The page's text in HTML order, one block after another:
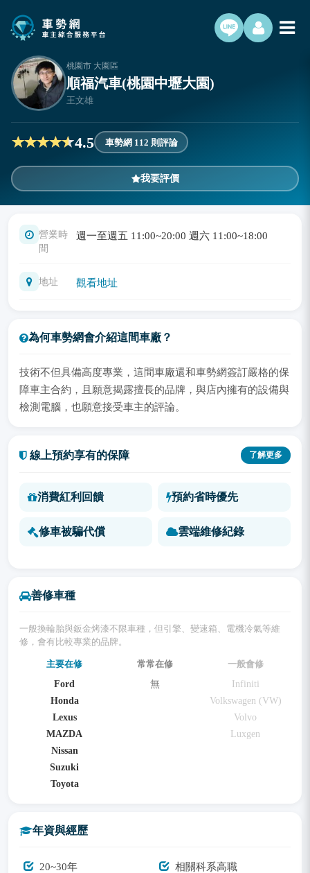
桃園市 大園區
順福汽車(桃園中壢大園)
王文雄
4.5 車勢網 112 則評論
我要評價
營業時
間
週一至週五 11:00~20:00 週六 11:00~18:00
地址 觀看地址
為何車勢網會介紹這間車廠？
技術不但具備高度專業，這間車廠還和車勢網簽訂嚴格的保
障車主合約，且願意揭露擅長的品牌，與店內擁有的設備與
檢測電腦，也願意接受車主的評論。
線上預約享有的保障 了解更多
消費紅利回饋 預約省時優先
修車被騙代償 雲端維修紀錄
善修車種
一般換輪胎與鈑金烤漆不限車種，但引擎、變速箱、電機冷氣等維
修，會有比較專業的品牌。
主要在修
Ford
Honda
Lexus
MAZDA
Nissan
Suzuki
Toyota
常常在修
無
一般會修
Infiniti
Volkswagen (VW)
Volvo
Luxgen
年資與經歷
20~30年 相關科系高職